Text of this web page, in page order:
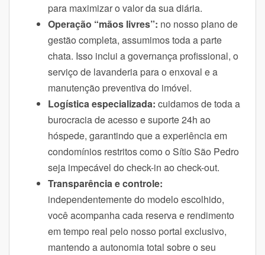
para maximizar o valor da sua diária.
Operação “mãos livres”: no nosso plano de
gestão completa, assumimos toda a parte
chata. Isso inclui a governança profissional, o
serviço de lavanderia para o enxoval e a
manutenção preventiva do imóvel.
Logística especializada: cuidamos de toda a
burocracia de acesso e suporte 24h ao
hóspede, garantindo que a experiência em
condomínios restritos como o Sítio São Pedro
seja impecável do check-in ao check-out.
Transparência e controle:
independentemente do modelo escolhido,
você acompanha cada reserva e rendimento
em tempo real pelo nosso portal exclusivo,
mantendo a autonomia total sobre o seu